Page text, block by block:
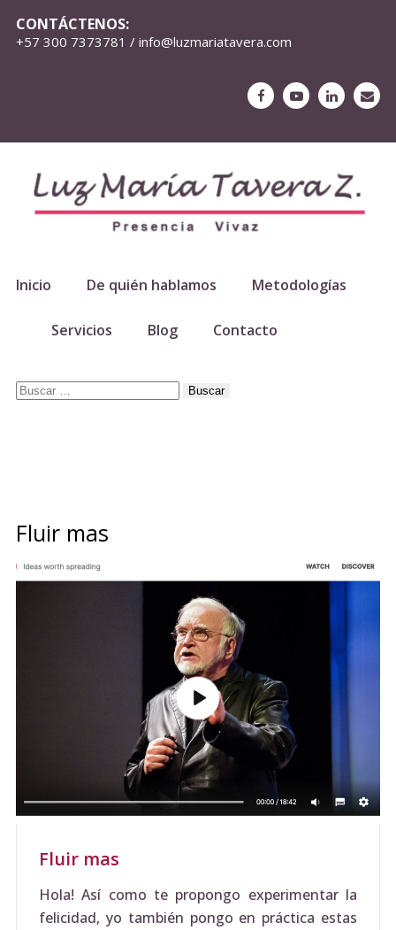
CONTÁCTENOS:
+57 300 7373781 / info@luzmariatavera.com
Inicio De quién hablamos Metodologías
Servicios Blog Contacto
Buscar:
Fluir mas
Fluir mas
Hola! Así como te propongo experimentar la
felicidad, yo también pongo en práctica estas